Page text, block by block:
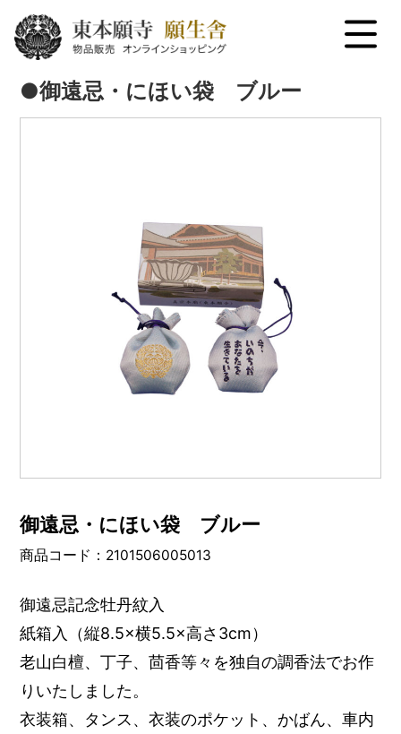
menu
●御遠忌・にほい袋 ブルー
御遠忌・にほい袋 ブルー
商品コード：2101506005013
御遠忌記念牡丹紋入
紙箱入（縦8.5×横5.5×高さ3cm）
老山白檀、丁子、茴香等々を独自の調香法でお作
りいたしました。
衣装箱、タンス、衣装のポケット、かばん、車内